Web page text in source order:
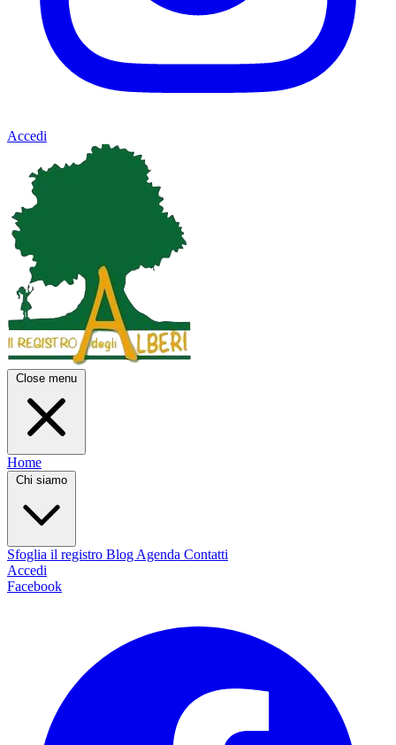
Accedi
Close menu
Home
Chi siamo
Sfoglia il registro Blog Agenda Contatti
Accedi
Facebook